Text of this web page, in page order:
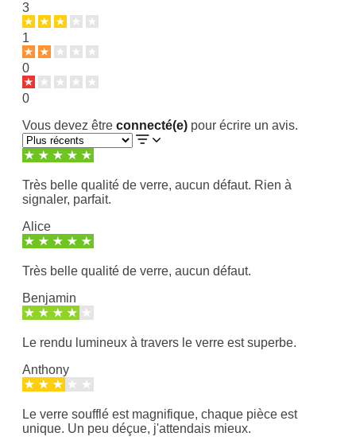
3
1
0
0
Vous devez être connecté(e) pour écrire un avis.
Très belle qualité de verre, aucun défaut. Rien à
signaler, parfait.
Alice
Très belle qualité de verre, aucun défaut.
Benjamin
Le rendu lumineux à travers le verre est superbe.
Anthony
Le verre soufflé est magnifique, chaque pièce est
unique. Un peu déçue, j'attendais mieux.